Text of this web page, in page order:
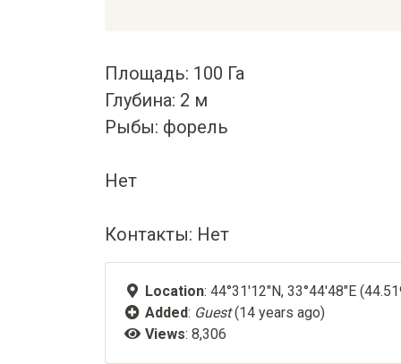
Площадь: 100 Га
Глубина: 2 м
Рыбы: форель
Нет
Контакты: Нет
Location: 44°31'12"N, 33°44'48"E
Added: Guest(14 years ago)
Views: 8,306